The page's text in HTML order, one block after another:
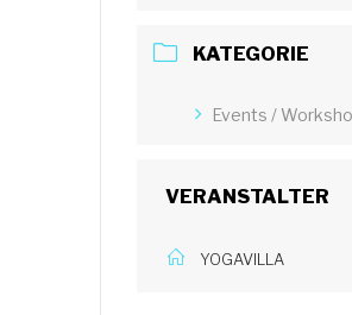
KATEGORIE
Events /
VERANSTALTER
YOGAVILLA